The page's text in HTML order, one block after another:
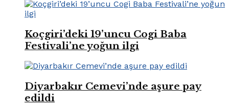
Koçgiri’deki 19’uncu Cogi Baba
Festivali’ne yoğun ilgi
Diyarbakır Cemevi’nde aşure pay
edildi